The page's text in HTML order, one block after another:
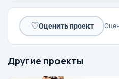
♡Оценить проект
Другие проекты